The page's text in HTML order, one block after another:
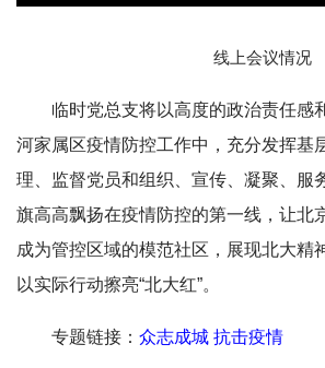
线上会议情况
临时党总支将以高度的政治责任感
河家属区疫情防控工作中，充分发挥基
理、监督党员和组织、宣传、凝聚、服
旗高高飘扬在疫情防控的第一线，让北
成为管控区域的模范社区，展现北大精
以实际行动擦亮“北大红”。
专题链接： 众志成城 抗击疫情